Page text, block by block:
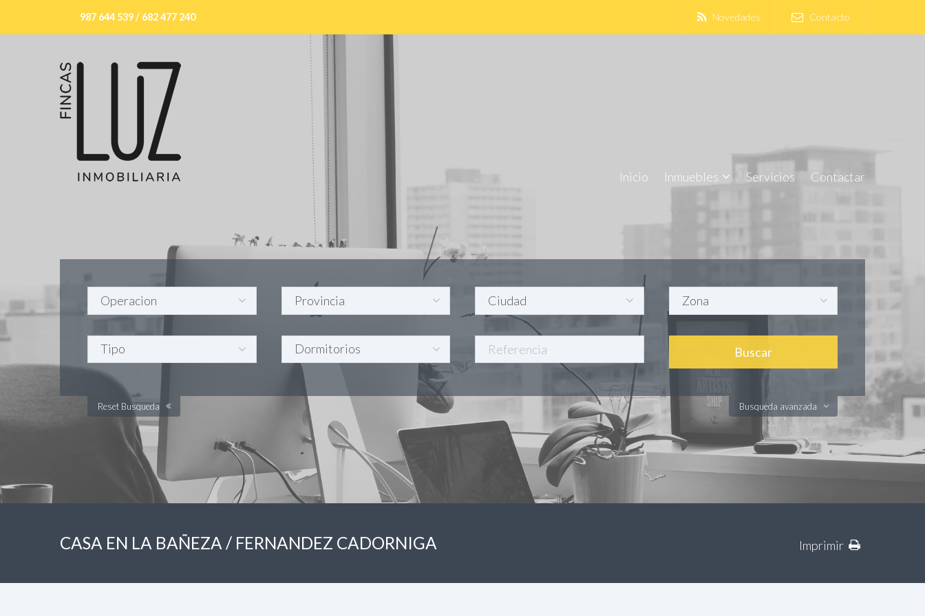
987 644 539 / 682 477 240 Novedades Contacto
Inicio Inmuebles Servicios Contactar
Busqueda avanzada
Reset Busqueda
CASA EN LA BAÑEZA / FERNANDEZ CADORNIGA Imprimir